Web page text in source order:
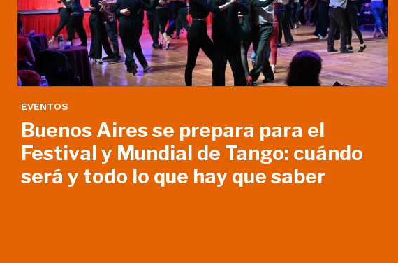
EVENTOS
Buenos Aires se prepara para el
Festival y Mundial de Tango: cuándo
será y todo lo que hay que saber